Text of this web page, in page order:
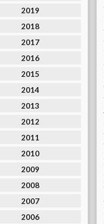
2019
2018
2017
2016
2015
2014
2013
2012
2011
2010
2009
2008
2007
2006